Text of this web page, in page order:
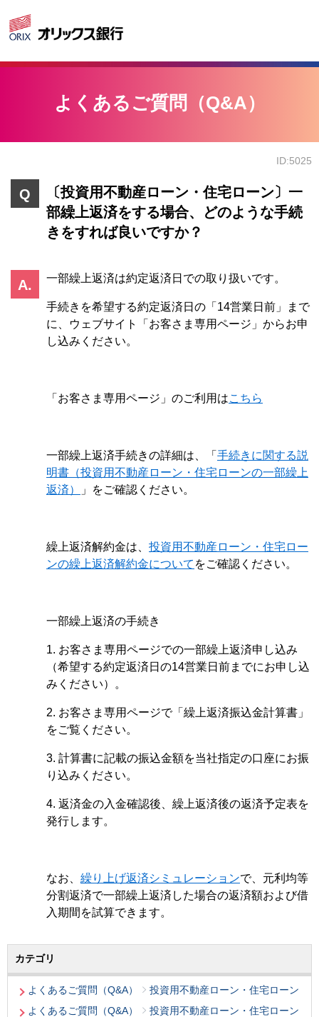
よくあるご質問（Q&A）
ID:5025
〔投資用不動産ローン・住宅ローン〕一
部繰上返済をする場合、どのような手続
きをすれば良いですか？
一部繰上返済は約定返済日での取り扱いです。
手続きを希望する約定返済日の「14営業日前」まで
に、ウェブサイト「お客さま専用ページ」からお申
し込みください。
「お客さま専用ページ」のご利用はこちら
一部繰上返済手続きの詳細は、「 手続きに関する説
明書（投資用不動産ローン・住宅ローンの一部繰上
返済）
」をご確認ください。
繰上返済解約金は、 投資用不動産ローン・住宅ロー
ンの繰上返済解約金について をご確認ください。
一部繰上返済の手続き
1. お客さま専用ページでの一部繰上返済申し込み
（希望する約定返済日の14営業日前までにお申し込
みください）。
2. お客さま専用ページで「繰上返済振込金計算書」
をご覧ください。
3. 計算書に記載の振込金額を当社指定の口座にお振
り込みください。
4. 返済金の入金確認後、繰上返済後の返済予定表を
発行します。
なお、 繰り上げ返済シミュレーションで、元利均等
分割返済で一部繰上返済した場合の返済額および借
入期間を試算できます。
カテゴリ
よくあるご質問（Q&A）
投資用不動産ローン・住宅ローン
よくあるご質問（Q&A）
投資用不動産ローン・住宅ローン